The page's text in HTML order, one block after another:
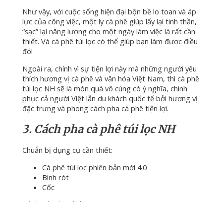
Như vậy, với cuộc sống hiện đại bộn bề lo toan và áp
lực của công việc, một ly cà phê giúp lấy lại tinh thần,
“sạc” lại năng lượng cho một ngày làm việc là rất cần
thiết. Và cà phê túi lọc có thể giúp bạn làm được điều
đó!
Ngoài ra, chính vì sự tiện lợi này mà những người yêu
thích hương vị cà phê và văn hóa Việt Nam, thì cà phê
túi lọc NH sẽ là món quà vô cùng có ý nghĩa, chinh
phục cả người Việt lẫn du khách quốc tế bởi hương vị
đặc trưng và phong cách pha cà phê tiện lợi.
3. Cách pha cà phê túi lọc NH
Chuẩn bị dụng cụ cần thiết:
Cà phê túi lọc phiên bản mới 4.0
Bình rót
Cốc